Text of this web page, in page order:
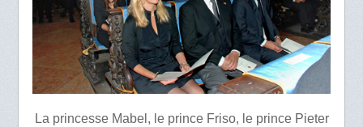
La princesse Mabel, le prince Friso, le prince Pieter